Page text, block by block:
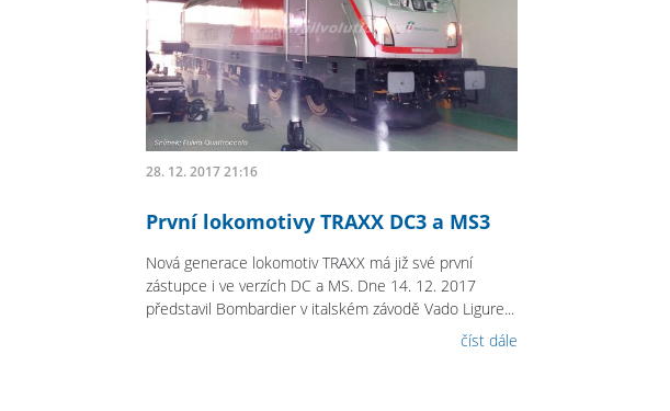
28. 12. 2017 21:16
První lokomotivy TRAXX DC3 a MS3
Nová generace lokomotiv TRAXX má již své první
zástupce i ve verzích DC a MS. Dne 14. 12. 2017
představil Bombardier v italském závodě Vado Ligure...
číst dále